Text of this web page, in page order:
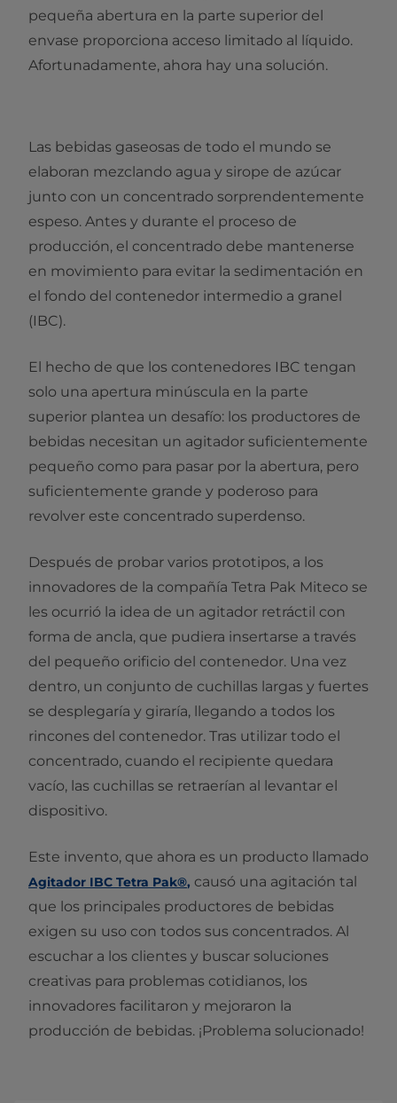
pequeña abertura en la parte superior del
envase proporciona acceso limitado al líquido.
Afortunadamente, ahora hay una solución.
Las bebidas gaseosas de todo el mundo se
elaboran mezclando agua y sirope de azúcar
junto con un concentrado sorprendentemente
espeso. Antes y durante el proceso de
producción, el concentrado debe mantenerse
en movimiento para evitar la sedimentación en
el fondo del contenedor intermedio a granel
(IBC).
El hecho de que los contenedores IBC tengan
solo una apertura minúscula en la parte
superior plantea un desafío: los productores de
bebidas necesitan un agitador suficientemente
pequeño como para pasar por la abertura, pero
suficientemente grande y poderoso para
revolver este concentrado superdenso.
Después de probar varios prototipos, a los
innovadores de la compañía Tetra Pak Miteco se
les ocurrió la idea de un agitador retráctil con
forma de ancla, que pudiera insertarse a través
del pequeño orificio del contenedor. Una vez
dentro, un conjunto de cuchillas largas y fuertes
se desplegaría y giraría, llegando a todos los
rincones del contenedor. Tras utilizar todo el
concentrado, cuando el recipiente quedara
vacío, las cuchillas se retraerían al levantar el
dispositivo.
Este invento, que ahora es un producto llamado
Agitador IBC Tetra Pak®, causó una agitación tal
que los principales productores de bebidas
exigen su uso con todos sus concentrados. Al
escuchar a los clientes y buscar soluciones
creativas para problemas cotidianos, los
innovadores facilitaron y mejoraron la
producción de bebidas. ¡Problema solucionado!